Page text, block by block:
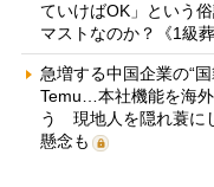
ていけばOK」という
マストなのか？《1級
急増する中国企業の“
Temu…本社機能を海
う 現地人を隠れ蓑に
懸念も